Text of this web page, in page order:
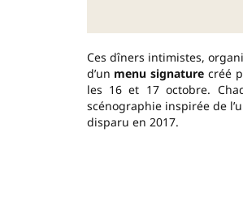
Ces dîners intimistes,
d’un menu signature créé
les 16 et 17 octobre.
scénographie inspirée de
disparu en 2017.